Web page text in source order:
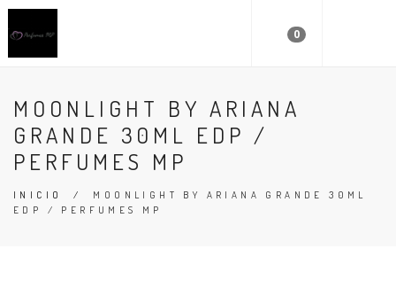
0
MOONLIGHT BY ARIANA
GRANDE 30ML EDP /
PERFUMES MP
INICIO / MOONLIGHT BY ARIANA GRANDE 30ML
EDP / PERFUMES MP